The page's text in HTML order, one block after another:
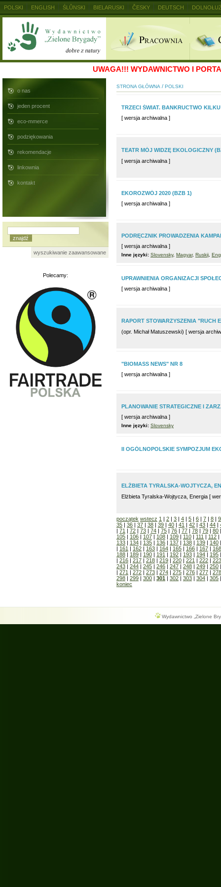
UWAGA!!! WYDAWNICTWO I
o nas
jeden procent
eco-mmerce
podziękowania
rekomendacje
linkownia
kontakt
wyszukiwanie zaawansowane
Polecamy:
STRONA GŁÓWNA / POLSKI
TRZECI ŚWIAT. BANKRUCTWO
[ wersja archiwalna ]
TEATR MÓJ WIDZĘ EKOLOGICZNY
[ wersja archiwalna ]
EKOROZWÓJ 2020 (BZB 1)
[ wersja archiwalna ]
PODRĘCZNIK PROWADZENIA
[ wersja archiwalna ]
Inne języki: Slovensky, Magyar, Ruskij
UPRAWNIENIA ORGANIZACJI
[ wersja archiwalna ]
RAPORT STOWARZYSZENIA "RUCH
(opr. Michał Matuszewski) [ wersja
"BIOMASS NEWS" NR 8
[ wersja archiwalna ]
PLANOWANIE STRATEGICZNE I
[ wersja archiwalna ]
Inne języki: Slovensky
II OGÓLNOPOLSKIE SYMPOZJUM
ELŻBIETA TYRALSKA-WOJTYCZA,
Elżbieta Tyralska-Wojtycza, Energia [
początek wstecz 1 | 2 | 3 | 4 | 5 | 6 | 7 | 8 | 9
35 | 36 | 37 | 38 | 39 | 40 | 41 | 42 | 43 | 44 |
| 71 | 72 | 73 | 74 | 75 | 76 | 77 | 78 | 79 | 80
105 | 106 | 107 | 108 | 109 | 110 | 111 | 112 |
133 | 134 | 135 | 136 | 137 | 138 | 139 | 140
| 161 | 162 | 163 | 164 | 165 | 166 | 167 | 168
188 | 189 | 190 | 191 | 192 | 193 | 194 | 195
| 216 | 217 | 218 | 219 | 220 | 221 | 222 | 223
243 | 244 | 245 | 246 | 247 | 248 | 249 | 250
| 271 | 272 | 273 | 274 | 275 | 276 | 277 | 278
298 | 299 | 300 | 301 | 302 | 303 | 304 | 305
koniec
Wydawnictwo „Zielone
POLSKI ENGLISH ŚLŮNSKI BIELARUSKI ČESKY DEUTSCH